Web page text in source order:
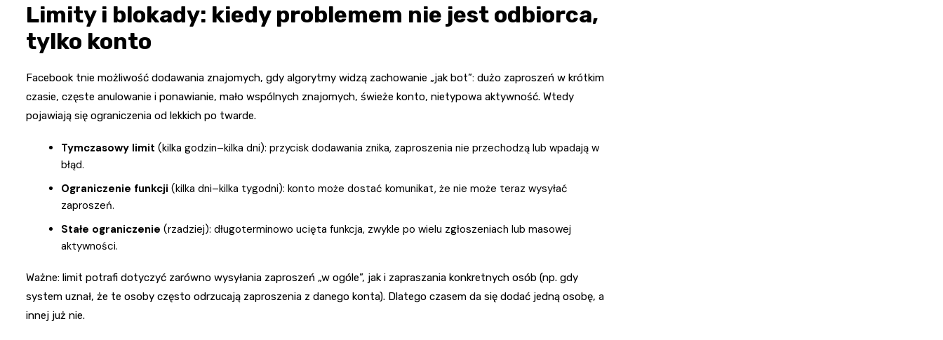
Limity i blokady: kiedy problemem nie jest odbiorca,
tylko konto
Facebook tnie możliwość dodawania znajomych, gdy algorytmy widzą zachowanie „jak bot”: dużo zaproszeń w krótkim
czasie, częste anulowanie i ponawianie, mało wspólnych znajomych, świeże konto, nietypowa aktywność. Wtedy
pojawiają się ograniczenia od lekkich po twarde.
Tymczasowy limit (kilka godzin–kilka dni): przycisk dodawania znika, zaproszenia nie przechodzą lub wpadają w
błąd.
Ograniczenie funkcji (kilka dni–kilka tygodni): konto może dostać komunikat, że nie może teraz wysyłać
zaproszeń.
Stałe ograniczenie (rzadziej): długoterminowo ucięta funkcja, zwykle po wielu zgłoszeniach lub masowej
aktywności.
Ważne: limit potrafi dotyczyć zarówno wysyłania zaproszeń „w ogóle”, jak i zapraszania konkretnych osób (np. gdy
system uznał, że te osoby często odrzucają zaproszenia z danego konta). Dlatego czasem da się dodać jedną osobę, a
innej już nie.